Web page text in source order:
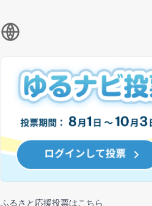
ふるさと応援投票はこちら